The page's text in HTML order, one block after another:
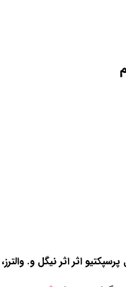
اثر اثر نیگل‌ و.